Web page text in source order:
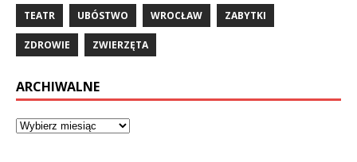
TEATR UBÓSTWO WROCŁAW ZABYTKI
ZDROWIE ZWIERZĘTA
ARCHIWALNE